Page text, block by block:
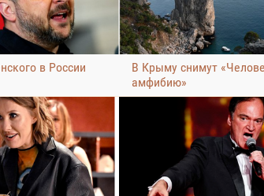
в России
В Крыму снимут
амфибию»